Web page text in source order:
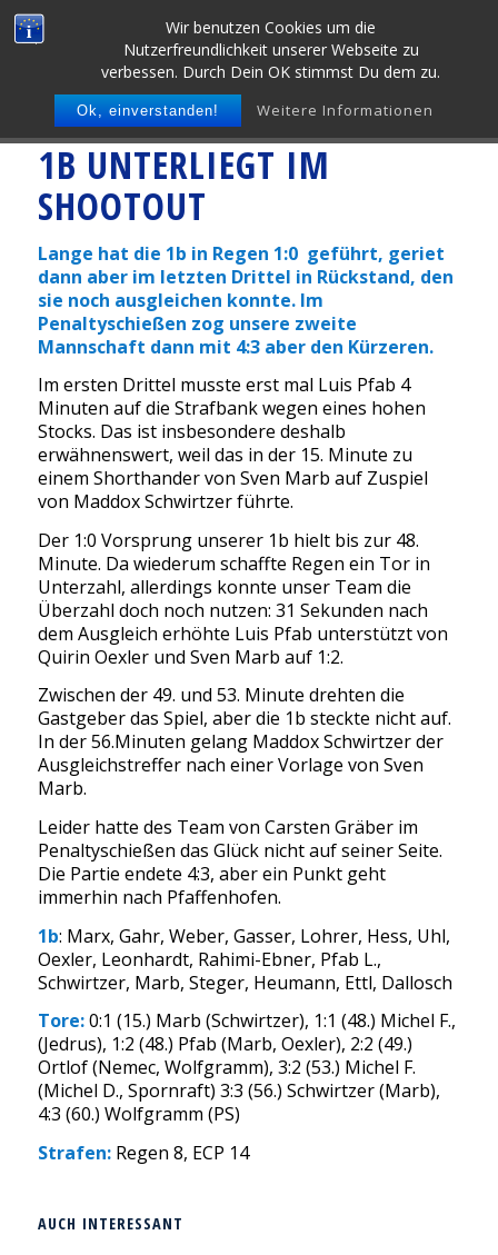
Wir benutzen Cookies um die
Nutzerfreundlichkeit unserer Webseite zu
verbessen. Durch Dein OK stimmst Du dem zu.
Ok, einverstanden! Weitere Informationen
1B UNTERLIEGT IM
SHOOTOUT
Lange hat die 1b in Regen 1:0 geführt, geriet
dann aber im letzten Drittel in Rückstand, den
sie noch ausgleichen konnte. Im
Penaltyschießen zog unsere zweite
Mannschaft dann mit 4:3 aber den Kürzeren.
Im ersten Drittel musste erst mal Luis Pfab 4
Minuten auf die Strafbank wegen eines hohen
Stocks. Das ist insbesondere deshalb
erwähnenswert, weil das in der 15. Minute zu
einem Shorthander von Sven Marb auf Zuspiel
von Maddox Schwirtzer führte.
Der 1:0 Vorsprung unserer 1b hielt bis zur 48.
Minute. Da wiederum schaffte Regen ein Tor in
Unterzahl, allerdings konnte unser Team die
Überzahl doch noch nutzen: 31 Sekunden nach
dem Ausgleich erhöhte Luis Pfab unterstützt von
Quirin Oexler und Sven Marb auf 1:2.
Zwischen der 49. und 53. Minute drehten die
Gastgeber das Spiel, aber die 1b steckte nicht auf.
In der 56.Minuten gelang Maddox Schwirtzer der
Ausgleichstreffer nach einer Vorlage von Sven
Marb.
Leider hatte des Team von Carsten Gräber im
Penaltyschießen das Glück nicht auf seiner Seite.
Die Partie endete 4:3, aber ein Punkt geht
immerhin nach Pfaffenhofen.
1b: Marx, Gahr, Weber, Gasser, Lohrer, Hess, Uhl,
Oexler, Leonhardt, Rahimi-Ebner, Pfab L.,
Schwirtzer, Marb, Steger, Heumann, Ettl, Dallosch
Tore:0:1 (15.) Marb (Schwirtzer), 1:1 (48.) Michel F.,
(Jedrus), 1:2 (48.) Pfab (Marb, Oexler), 2:2 (49.)
Ortlof (Nemec, Wolfgramm), 3:2 (53.) Michel F.
(Michel D., Spornraft) 3:3 (56.) Schwirtzer (Marb),
4:3 (60.) Wolfgramm (PS)
Strafen:Regen 8, ECP 14
AUCH INTERESSANT